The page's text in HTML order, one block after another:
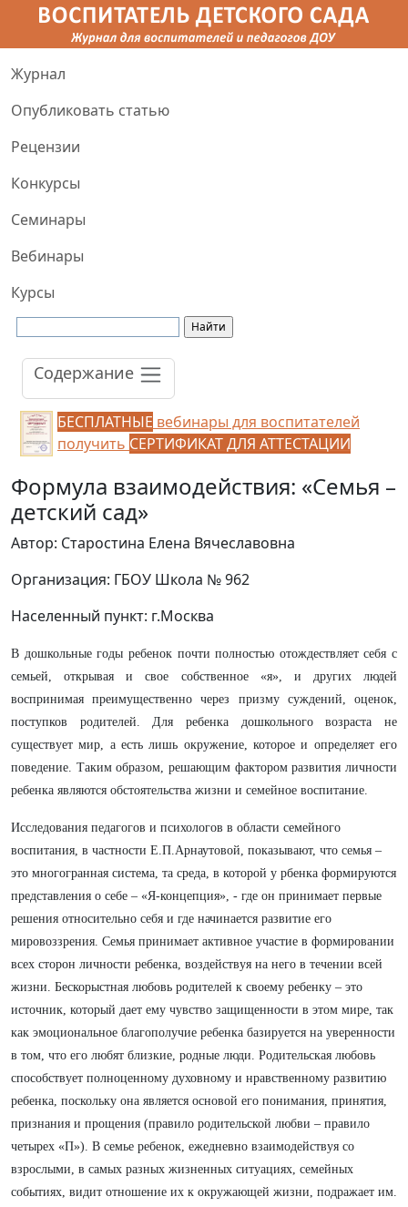
Журнал
Опубликовать статью
Рецензии
Конкурсы
Семинары
Вебинары
Курсы
Содержание
БЕСПЛАТНЫЕ вебинары для воспитателей
получить СЕРТИФИКАТ ДЛЯ АТТЕСТАЦИИ
Формула взаимодействия: «Семья –
детский сад»
Автор: Старостина Елена Вячеславовна
Организация: ГБОУ Школа № 962
Населенный пункт: г.Москва
В дошкольные годы ребенок почти полностью отождествляет себя с
семьей, открывая и свое собственное «я», и других людей
воспринимая преимущественно через призму суждений, оценок,
поступков родителей. Для ребенка дошкольного возраста не
существует мир, а есть лишь окружение, которое и определяет его
поведение. Таким образом, решающим фактором развития личности
ребенка являются обстоятельства жизни и семейное воспитание.
Исследования педагогов и психологов в области семейного
воспитания, в частности Е.П.Арнаутовой, показывают, что семья –
это многогранная система, та среда, в которой у рбенка формируются
представления о себе – «Я-концепция», - где он принимает первые
решения относительно себя и где начинается развитие его
мировоззрения. Семья принимает активное участие в формировании
всех сторон личности ребенка, воздействуя на него в течении всей
жизни. Бескорыстная любовь родителей к своему ребенку – это
источник, который дает ему чувство защищенности в этом мире, так
как эмоциональное благополучие ребенка базируется на уверенности
в том, что его любят близкие, родные люди. Родительская любовь
способствует полноценному духовному и нравственному развитию
ребенка, поскольку она является основой его понимания, принятия,
признания и прощения (правило родительской любви – правило
четырех «П»). В семье ребенок, ежедневно взаимодействуя со
взрослыми, в самых разных жизненных ситуациях, семейных
событиях, видит отношение их к окружающей жизни, подражает им.